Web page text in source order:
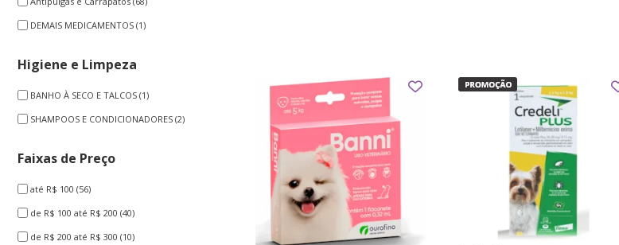
DEMAIS MEDICAMENTOS (1)
Higiene e Limpeza
BANHO À SECO E TALCOS (1)
SHAMPOOS E CONDICIONADORES (2)
Faixas de Preço
até R$ 100 (56)
de R$ 100 até R$ 200 (40)
de R$ 200 até R$ 300 (10)